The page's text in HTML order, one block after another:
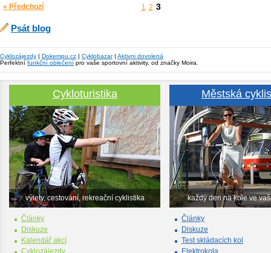
« Předchozí 1 2 3
Psát blog
Cyklozájezdy | Dokempu.cz | Cyklobazar| Aktivni dovolená
Perfektní funkční oblečení pro vaše sportovní aktivity, od značky Moira.
Cykloturistika
výlety, cestování, rekreační cyklistika
Články
Diskuze
Kalendář akcí
Cyklozájezdy
Městská
každý den na kole ve
Články
Diskuze
Test skládacích kol
Elektrokola